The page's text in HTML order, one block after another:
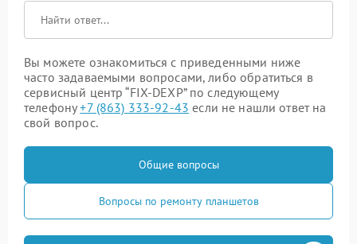
Вы можете ознакомиться с приведенными ниже
часто задаваемыми вопросами, либо обратиться в
сервисный центр “FIX-DEXP” по следующему
телефону+7 (863) 333-92-43 если не нашли ответ на
свой вопрос.
Общие вопросы
Вопросы по ремонту планшетов